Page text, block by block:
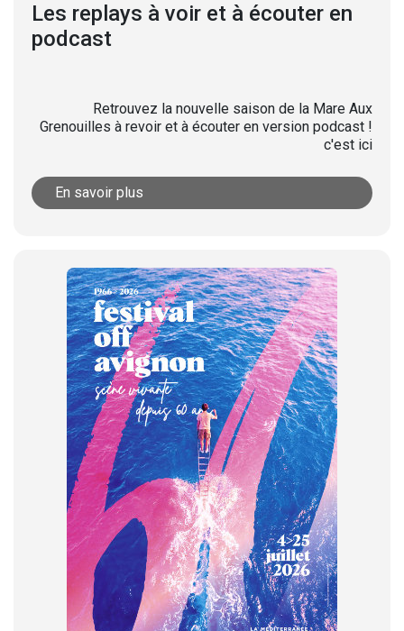
Les replays à voir et à écouter en
podcast
Retrouvez la nouvelle saison de la Mare Aux
Grenouilles à revoir et à écouter en version podcast !
c'est ici
En savoir plus